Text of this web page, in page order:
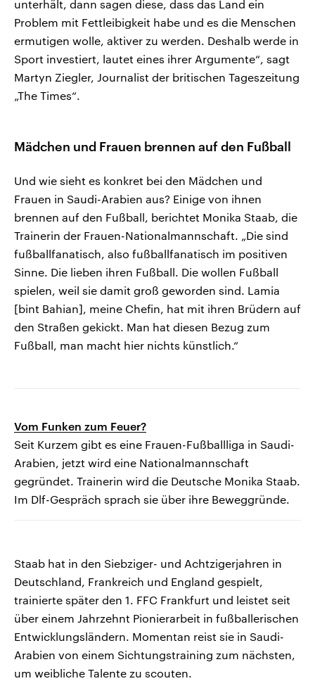
unterhält, dann sagen diese, dass das Land ein
Problem mit Fettleibigkeit habe und es die Menschen
ermutigen wolle, aktiver zu werden. Deshalb werde in
Sport investiert, lautet eines ihrer Argumente“, sagt
Martyn Ziegler, Journalist der britischen Tageszeitung
„The Times“.
Mädchen und Frauen brennen auf den Fußball
Und wie sieht es konkret bei den Mädchen und
Frauen in Saudi-Arabien aus? Einige von ihnen
brennen auf den Fußball, berichtet Monika Staab, die
Trainerin der Frauen-Nationalmannschaft. „Die sind
fußballfanatisch, also fußballfanatisch im positiven
Sinne. Die lieben ihren Fußball. Die wollen Fußball
spielen, weil sie damit groß geworden sind. Lamia
[bint Bahian], meine Chefin, hat mit ihren Brüdern auf
den Straßen gekickt. Man hat diesen Bezug zum
Fußball, man macht hier nichts künstlich.“
Vom Funken zum Feuer?
Seit Kurzem gibt es eine Frauen-Fußballliga in Saudi-
Arabien, jetzt wird eine Nationalmannschaft
gegründet. Trainerin wird die Deutsche Monika Staab.
Im Dlf-Gespräch sprach sie über ihre Beweggründe.
Staab hat in den Siebziger- und Achtzigerjahren in
Deutschland, Frankreich und England gespielt,
trainierte später den 1. FFC Frankfurt und leistet seit
über einem Jahrzehnt Pionierarbeit in fußballerischen
Entwicklungsländern. Momentan reist sie in Saudi-
Arabien von einem Sichtungstraining zum nächsten,
um weibliche Talente zu scouten.